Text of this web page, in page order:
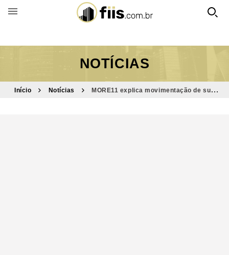
BUSCAR POR FUNDO
NOTÍCIAS
Início Notícias
MORE11 explica movimentação de sua